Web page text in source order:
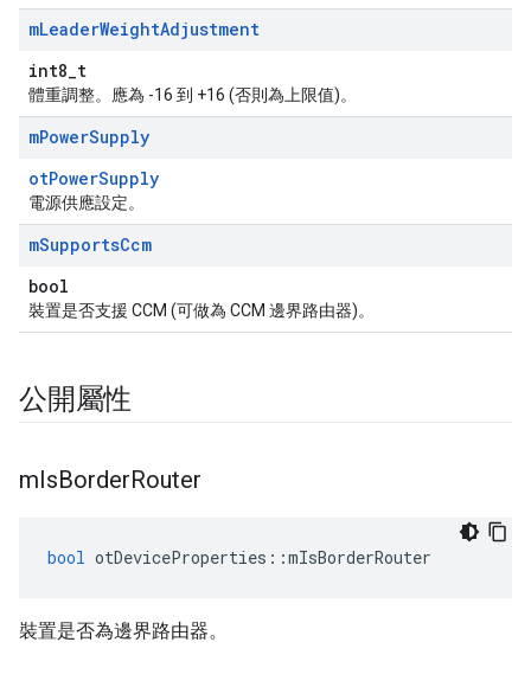
mLeaderWeightAdjustment
int8_t
體重調整。應為 -16 到 +16 (否則為上限值)。
mPowerSupply
otPowerSupply
電源供應設定。
mSupportsCcm
bool
裝置是否支援 CCM (可做為 CCM 邊界路由器)。
公開屬性
mIsBorderRouter
bool otDeviceProperties ::mIsBorderRouter
裝置是否為邊界路由器。